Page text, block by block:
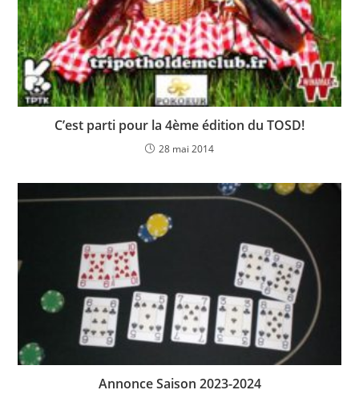
C’est parti pour la 4ème édition du TOSD!
28 mai 2014
Annonce Saison 2023-2024